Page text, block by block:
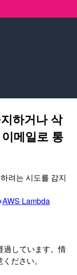
하거나 삭
메일로 통
려는 시도를 감지
AWS Lambda
過しています。情
ださい。